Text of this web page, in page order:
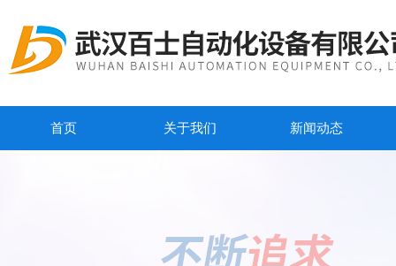
首页 关于我们 新闻动态